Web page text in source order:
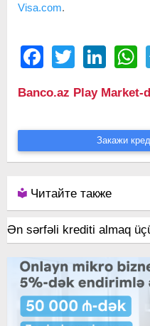
Visa.com.
FacebookTwitter LinkedIn
Banco.az Play Market-
Закажи
Читайте также
Ən sərfəli krediti almaq